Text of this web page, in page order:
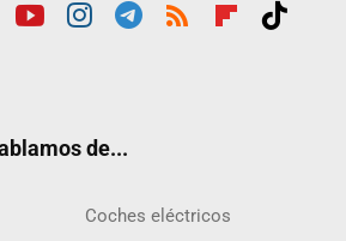
de...
Coches eléctricos